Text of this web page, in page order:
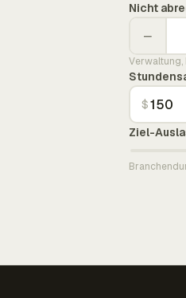
Nicht
−
$
Ziel-